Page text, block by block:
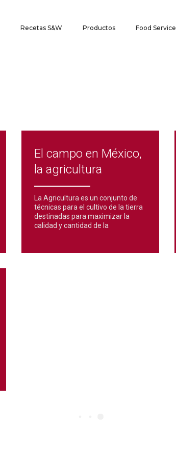
Recetas S&W Productos Food Service
El campo en México,
la agricultura
La Agricultura es un conjunto de
técnicas para el cultivo de la tierra
destinadas para maximizar la
calidad y cantidad de la